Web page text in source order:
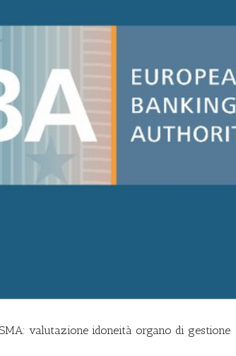
valutazione idoneità organo di gestione